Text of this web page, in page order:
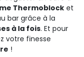
Thermoblock et
bar grâce à la
à la fois. Et pour
votre finesse
!